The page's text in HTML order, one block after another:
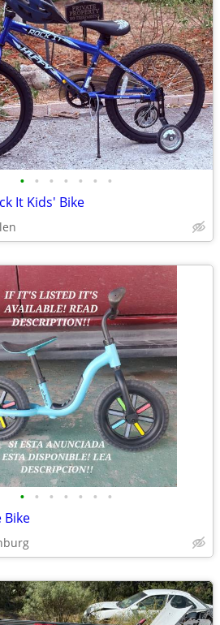
• • • • • • •
It Kids' Bike
• • • • • • •
Bike